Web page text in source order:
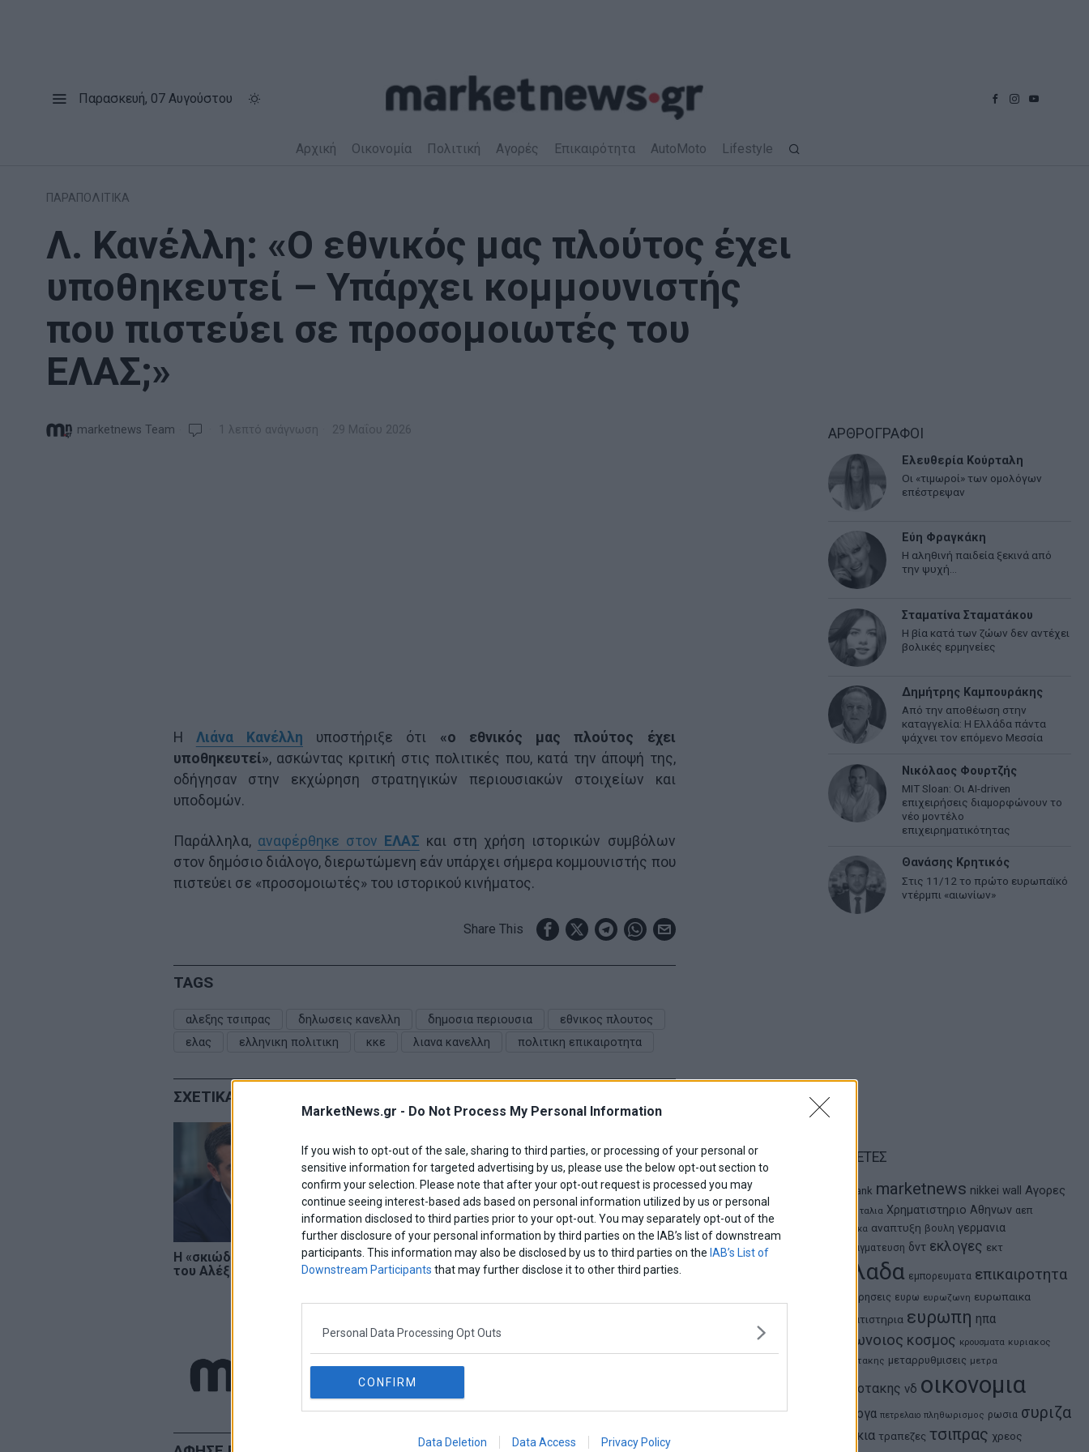
MarketNews.gr - Do Not Process My Personal Information
If you wish to opt-out of the sale, sharing to third parties, or processing of your personal or
sensitive information for targeted advertising by us, please use the below opt-out section to
confirm your selection. Please note that after your opt-out request is processed you may
continue seeing interest-based ads based on personal information utilized by us or personal
information disclosed to third parties prior to your opt-out. You may separately opt-out of the
further disclosure of your personal information by third parties on the IAB’s list of downstream
participants. This information may also be disclosed by us to third parties on the IAB’s List of
Downstream Participants that may further disclose it to other third parties.
Personal Data Processing Opt Outs
CONFIRM
Data Deletion Data Access Privacy Policy
Παρασκευή, 07 Αυγούστου
Αρχική Οικονομία Πολιτική Αγορές Επικαιρότητα AutoMoto Lifestyle
ΠΑΡΑΠΟΛΙΤΙΚΑ
Λ. Κανέλλη: «Ο εθνικός μας πλούτος έχει
υποθηκευτεί – Υπάρχει κομμουνιστής
που πιστεύει σε προσομοιωτές του
ΕΛΑΣ;»
marketnews Team 1 λεπτό ανάγνωση 29 Μαΐου 2026
Η Λιάνα Κανέλλη υποστήριξε ότι «ο εθνικός μας πλούτος έχει
υποθηκευτεί», ασκώντας κριτική στις πολιτικές που, κατά την άποψή της,
οδήγησαν στην εκχώρηση στρατηγικών περιουσιακών στοιχείων και
υποδομών.
Παράλληλα, αναφέρθηκε στον ΕΛΑΣ και στη χρήση ιστορικών συμβόλων
στον δημόσιο διάλογο, διερωτώμενη εάν υπάρχει σήμερα κομμουνιστής που
πιστεύει σε «προσομοιωτές» του ιστορικού κινήματος.
Share This
TAGS
αλεξης τσιπρας δηλωσεις κανελλη δημοσια περιουσια
εθνικος πλουτος
ελας
ελληνικη πολιτικη κκε λιανα κανελλη πολιτικη επικαιροτητα
ΣΧΕΤΙΚΑ ΑΡΘΡΑ
Η «σκιώδης κυβέρνηση»
του Αλέξη Τσίπρα
Π. Μαρινάκης: «Ακούω
βερεσέ όσα λέει ο
Γ. Βαρουφάκης: «Πρέπει
να καταργήσουμε τα
marketnews Team
ΑΡΘΡΟΓΡΑΦΟΙ
Ελευθερία Κούρταλη
Οι «τιμωροί» των ομολόγων
επέστρεψαν
Εύη Φραγκάκη
Η αληθινή παιδεία ξεκινά από
την ψυχή…
Σταματίνα Σταματάκου
Η βία κατά των ζώων δεν αντέχει
βολικές ερμηνείες
Δημήτρης Καμπουράκης
Από την αποθέωση στην
καταγγελία: Η Ελλάδα πάντα
ψάχνει τον επόμενο Μεσσία
Νικόλαος Φουρτζής
MIT Sloan: Οι AI-driven
επιχειρήσεις διαμορφώνουν το
νέο μοντέλο
επιχειρηματικότητας
Θανάσης Κρητικός
Στις 11/12 το πρώτο ευρωπαϊκό
ντέρμπι «αιωνίων»
ΕΤΙΚΕΤΕΣ
eurobank marketnews nikkei wall
Αγορες
Ιταλια Χρηματιστηριο Αθηνων αεπ
αθλητικα αναπτυξη βουλη γερμανια
διαπραγματευση δντ εκλογες εκτ
ελλαδα εμπορευματα επικαιροτητα
επιχειρησεις ευρω ευρωζωνη ευρωπαικα
χρηματιστηρια ευρωπη ηπα
κορωνοιος κοσμος κρουσματα κυριακος
μητσοτακης μεταρρυθμισεις μετρα
μητσοτακης νδ οικονομια
ομολογα πετρελαιο πληθωρισμος ρωσια συριζα
τουρκια τραπεζες τσιπρας χρεος